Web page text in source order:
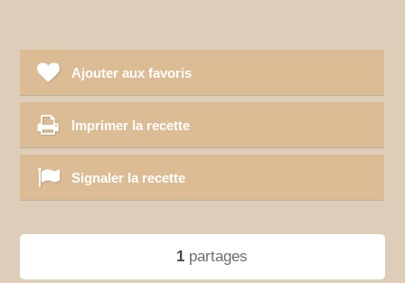
Ajouter aux favoris
Imprimer la recette
Signaler la recette
1partages